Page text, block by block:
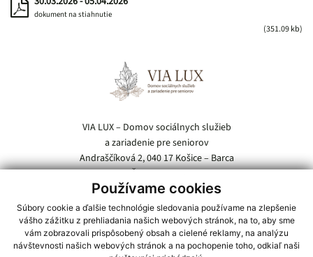
Používame cookies
Súbory cookie a ďalšie technológie sledovania používame na zlepšenie
vášho zážitku z prehliadania našich webových stránok, na to, aby sme
vám zobrazovali prispôsobený obsah a cielené reklamy, na analýzu
návštevnosti našich webových stránok a na pochopenie toho, odkiaľ naši
dokument na stiahnutie
(351.09 kb)
VIA LUX – Domov sociálnych služieb
a zariadenie pre seniorov
Andraščíková 2, 040 17 Košice – Barca
IČO: 00696854
Tel.:055 / 685 54 21
E-mail:vialux@domov-barca.sk
Kde nás nájdete: